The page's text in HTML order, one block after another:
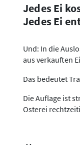
Jedes Ei
Jedes Ei
Und: In die
aus verkauften
Das bedeutet
Die Auflage ist
Osterei